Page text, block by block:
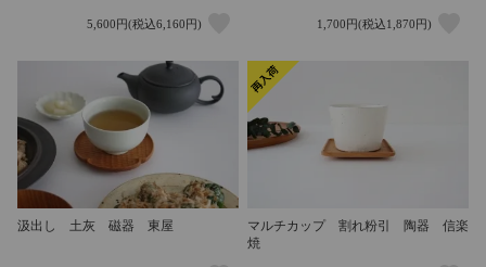
5,600円(税込6,160円) 1,700円(税込1,870円)
汲出し 土灰 磁器 東屋
マルチカップ 割れ粉引 陶器 信楽
焼